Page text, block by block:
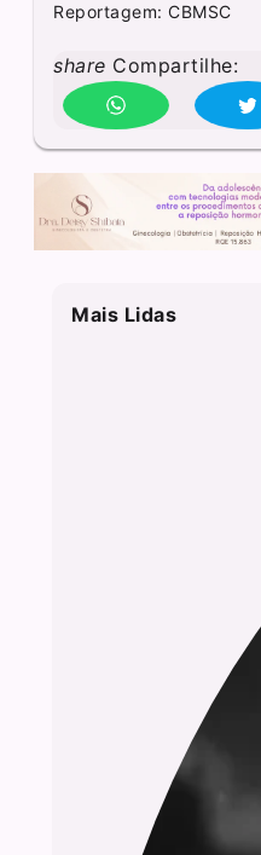
Reportagem: CBMSC
share Compartilhe:
Mais Lidas